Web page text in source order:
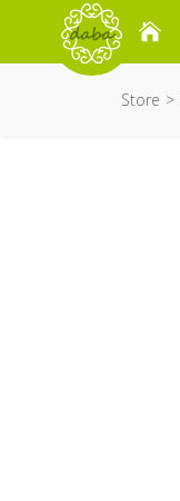
Store